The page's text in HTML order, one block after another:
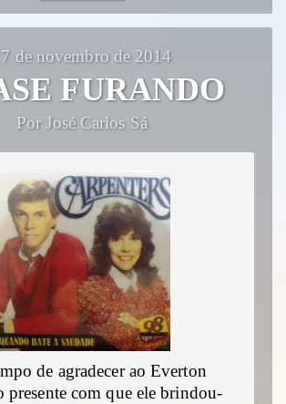
de novembro de 2014
FURANDO
Por José Carlos Sá
de agradecer ao Everton
presente com que ele brindou-